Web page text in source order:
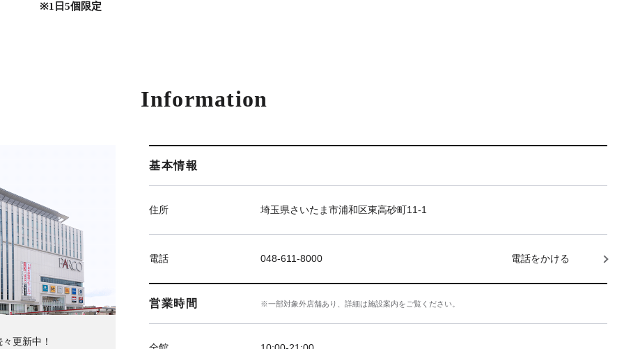
※1日5個限定
Information
基本情報
住所 埼玉県さいたま市浦和区東高砂町11-1
電話 048-611-8000 電話をかける
営業時間 ※一部対象外店舗あり、詳細は施設案内をご覧ください。
更新中！